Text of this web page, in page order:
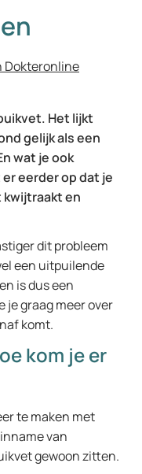
Dokteronline
Het lijkt
gelijk als een
wat je ook
eerder op dat je
kwijtraakt en
dit probleem
een uitpuilende
is dus een
je graag meer over
komt.
kom je er
te maken met
van
gewoon zitten.